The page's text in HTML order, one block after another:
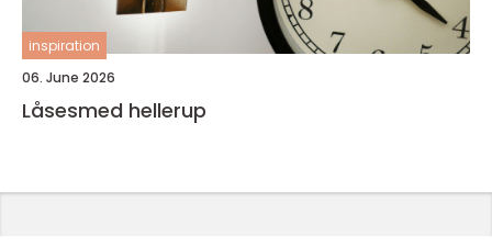
inspiration
06. June 2026
Låsesmed hellerup